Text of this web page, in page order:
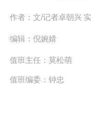
作者： 文/记者卓朝兴
编辑： 倪婉婧
值班主任： 莫松萌
值班编委： 钟忠